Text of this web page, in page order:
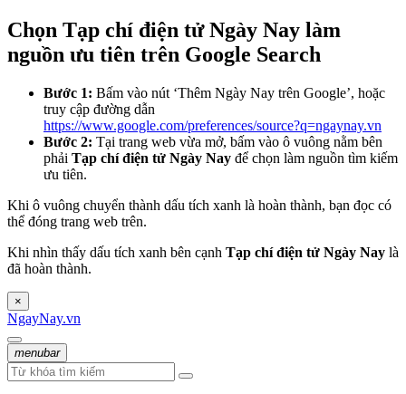
Chọn Tạp chí điện tử Ngày Nay làm
nguồn ưu tiên trên Google Search
Bước 1: Bấm vào nút ‘Thêm Ngày Nay trên Google’, hoặc
truy cập đường dẫn
https://www.google.com/preferences/source?q=ngaynay.vn
Bước 2: Tại trang web vừa mở, bấm vào ô vuông nằm bên
phải Tạp chí điện tử Ngày Nay để chọn làm nguồn tìm kiếm
ưu tiên.
Khi ô vuông chuyển thành dấu tích xanh là hoàn thành, bạn đọc có
thể đóng trang web trên.
Khi nhìn thấy dấu tích xanh bên cạnh Tạp chí điện tử Ngày Nay là
đã hoàn thành.
×
NgayNay.vn
menubar